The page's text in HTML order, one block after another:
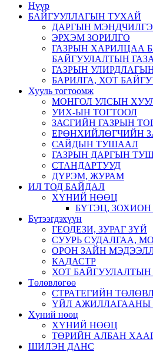
Нүүр
БАЙГУУЛЛАГЫН ТУХАЙ
ДАРГЫН
ЭРХЭМ ЗОРИЛГО
ГАЗРЫН ХАРИЛЦАА
БАЙГУУЛАЛТЫН
ГАЗРЫН
БАРИЛГА, ХОТ
Хууль тогтоомж
МОНГОЛ УЛСЫН
УИХ-ЫН ТОГТООЛ
ЗАСГИЙН ГАЗРЫН
ЕРӨНХИЙЛӨГЧИЙН
САЙДЫН ТУШААЛ
ГАЗРЫН ДАРГЫН
СТАНДАРТУУД
ДҮРЭМ, ЖУРАМ
ИЛ ТОД БАЙДАЛ
ХҮНИЙ НӨӨЦ
БҮТЭЦ,
Бүтээгдэхүүн
ГЕОДЕЗИ, ЗУРАГ ЗҮЙ
СУУРЬ СУДАЛГАА,
ОРОН ЗАЙН
КАДАСТР
ХОТ БАЙГУУЛАЛТЫН
Төлөвлөгөө
СТРАТЕГИЙН
ҮЙЛ АЖИЛЛАГААНЫ
Хүний нөөц
ХҮНИЙ НӨӨЦ
ТӨРИЙН АЛБАН
ШИЛЭН ДАНС